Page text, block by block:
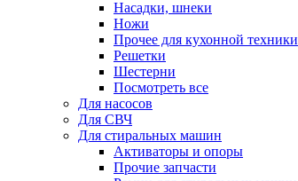
Насадки, шнеки
Ножи
Прочее для кухонной техники
Решетки
Шестерни
Посмотреть все
Для насосов
Для СВЧ
Для стиральных машин
Активаторы и опоры
Прочие запчасти